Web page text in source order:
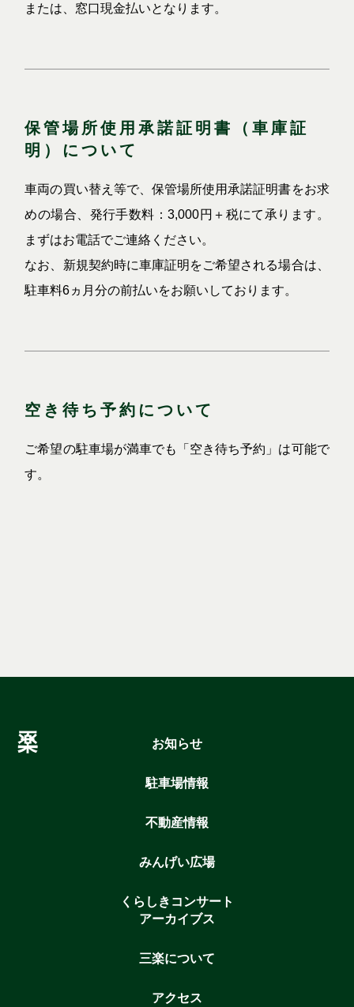
または、窓口現金払いとなります。
保管場所使用承諾証明書（車庫証
明）について
車両の買い替え等で、保管場所使用承諾証明書をお求
めの場合、発行手数料：3,000円＋税にて承ります。
まずはお電話でご連絡ください。
なお、新規契約時に車庫証明をご希望される場合は、
駐車料6ヵ月分の前払いをお願いしております。
空き待ち予約について
ご希望の駐車場が満車でも「空き待ち予約」は可能で
す。
お知らせ
駐車場情報
不動産情報
みんげい広場
くらしきコンサート
アーカイブス
三楽について
アクセス